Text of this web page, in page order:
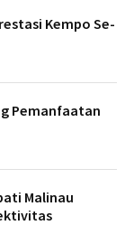
Kempo Se-
Pemanfaatan
Malinau